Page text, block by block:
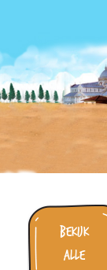
bekijk
alle